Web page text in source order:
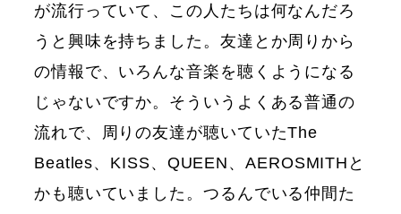
が流行っていて、この人たちは何なんだろ
うと興味を持ちました。友達とか周りから
の情報で、いろんな音楽を聴くようになる
じゃないですか。そういうよくある普通の
流れで、周りの友達が聴いていたThe
Beatles、KISS、QUEEN、AEROSMITHと
かも聴いていました。つるんでいる仲間た